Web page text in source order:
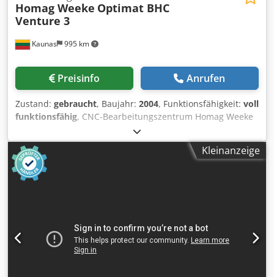
Kaunas 995 km
Homag Weeke Optimat BHC
Venture 3
Preisinfo Anrufen
Zustand: gebraucht, Baujahr: 2004, Funktionsfähigkeit: voll
funktionsfähig, CNC-Bearbeitungszentrum Homag Weeke
Optimat BHC Venture 3, Baujahr 2004, zu verkaufen!
Djdpfex Ey H Iox Abyokr
Kleinanzeige